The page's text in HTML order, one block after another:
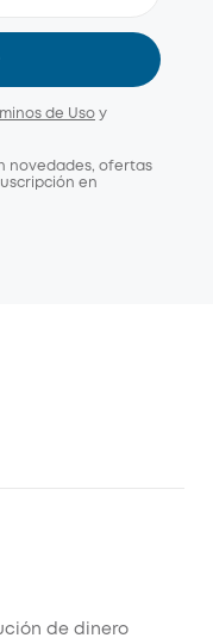
de Uso y
novedades, ofertas
en
de dinero